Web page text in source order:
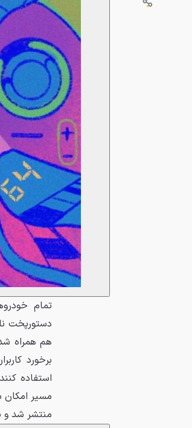
تمام
دستورپخت
برخورد
استفاده
مسیر امکان
منتشر شد و